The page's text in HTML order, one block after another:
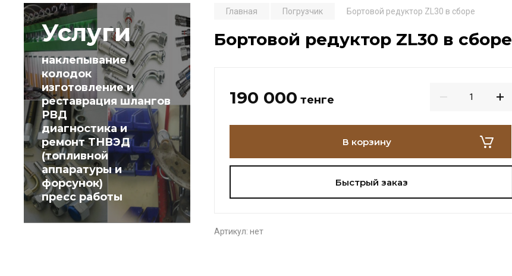
Услуги
наклепывание
колодок
изготовление и
реставрация шлангов
РВД
диагностика и
ремонт ТНВЭД
(топливной
аппаратуры и
форсунок)
пресс работы
Главная Погрузчик Бортовой редуктор ZL30 в сборе
Бортовой редуктор ZL30 в сборе
190 000 тенге
В корзину
Быстрый заказ
Артикул: нет